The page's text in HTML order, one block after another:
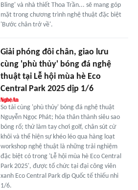
Bling' và nhà thiết Thoa Trần... sẽ mang góp
mặt trong chương trình nghệ thuật đặc biệt
'Bước chân trở về'.
Giải phóng đôi chân, giao lưu
cùng 'phù thủy' bóng đá nghệ
thuật tại Lễ hội mùa hè Eco
Central Park 2025 dịp 1/6
So tài cùng 'phù thủy' bóng đá nghệ thuật
Nguyễn Ngọc Phát; hóa thân thành siêu sao
bóng rổ; thử làm tay chơi golf, chân sút cừ
khôi và thể hiện sự khéo léo qua hàng loạt
workshop nghệ thuật là những trải nghiệm
đặc biệt có trong 'Lễ hội mùa hè Eco Central
Park 2025', được tổ chức tại đại công viên
xanh Eco Central Park dịp Quốc tế thiếu nhi
1/6.